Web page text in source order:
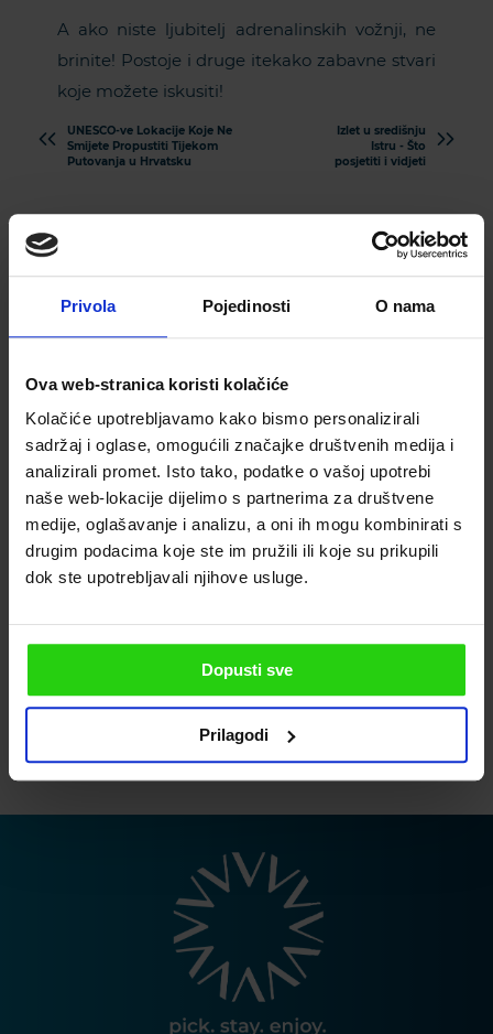
Privola Pojedinosti O nama
Ova web-stranica koristi kolačiće
Kolačiće upotrebljavamo kako bismo personalizirali
sadržaj i oglase, omogućili značajke društvenih medija i
analizirali promet. Isto tako, podatke o vašoj upotrebi
naše web-lokacije dijelimo s partnerima za društvene
medije, oglašavanje i analizu, a oni ih mogu kombinirati s
drugim podacima koje ste im pružili ili koje su prikupili
dok ste upotrebljavali njihove usluge.
Dopusti sve
Prilagodi
A ako niste ljubitelj adrenalinskih vožnji, ne
brinite! Postoje i druge itekako zabavne stvari
koje možete iskusiti!
UNESCO-ve Lokacije Koje Ne
Smijete Propustiti Tijekom
Putovanja u Hrvatsku
Izlet u središnju
Istru - Što
posjetiti i vidjeti
Pretplatite se na naš
newsletter
MOLIMO UNESITE VAŠU E-MAIL ADRESU
Prihvaćam pravila privatnosti
POŠALJI